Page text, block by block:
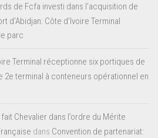
de Fcfa investi dans l’acquisition de
d’Abidjan: Côte d’Ivoire Terminal
parc
Terminal réceptionne six portiques de
2e terminal à conteneurs opérationnel en
Chevalier dans l’ordre du Mérite
dans Convention de partenariat: